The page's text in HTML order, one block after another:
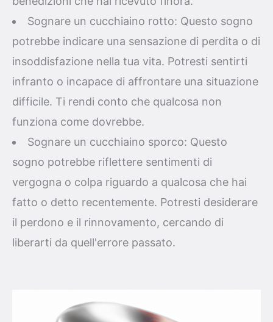
Sognare un cucchiaino rotto: Questo sogno
potrebbe indicare una sensazione di perdita o di
insoddisfazione nella tua vita. Potresti sentirti
infranto o incapace di affrontare una situazione
difficile. Ti rendi conto che qualcosa non
funziona come dovrebbe.
Sognare un cucchiaino sporco: Questo
sogno potrebbe riflettere sentimenti di
vergogna o colpa riguardo a qualcosa che hai
fatto o detto recentemente. Potresti desiderare
il perdono e il rinnovamento, cercando di
liberarti da quell'errore passato.